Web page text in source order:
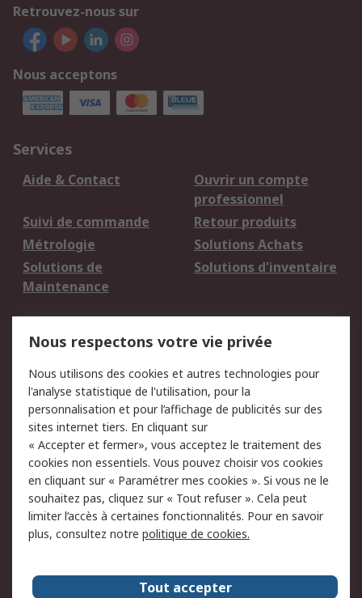
Retrouvez-nous sur
Nous acceptons
Services
Aide & Contact
Ouvrir un compte
professionnel
Suivi de commande
Retour produits
Métrologie
Solutions Achats
Solutions de
Maintenance
Solutions d'inventaire
du site
Politique de protection
des données - Mise à
jour
Sécurité des E-mails
Conditions générales
de vente
Politique anti-
corruption
Campagnes marketing
A propos de RS
A propos de RS France
Evénements
Nous respectons votre vie privée
Nous utilisons des cookies et autres technologies pour
l'analyse statistique de l'utilisation, pour la
personnalisation et pour l’affichage de publicités sur des
sites internet tiers. En cliquant sur
« Accepter et fermer», vous acceptez le traitement des
cookies non essentiels. Vous pouvez choisir vos cookies
en cliquant sur « Paramétrer mes cookies ». Si vous ne le
souhaitez pas, cliquez sur « Tout refuser ». Cela peut
limiter l’accès à certaines fonctionnalités. Pour en savoir
plus, consultez notre politique de cookies.
Tout accepter